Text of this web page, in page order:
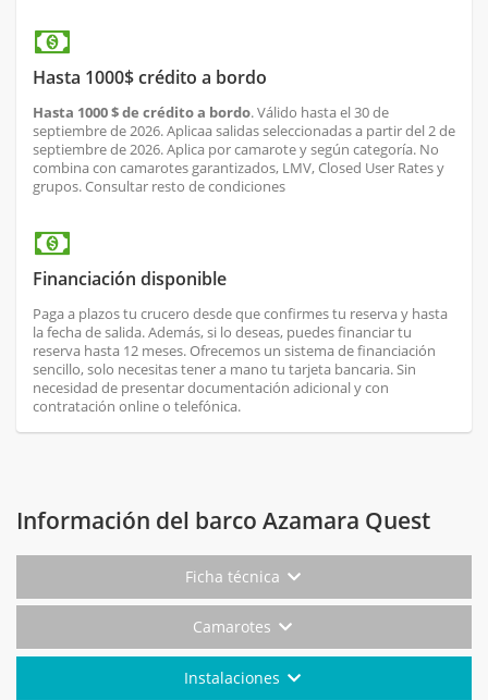
Hasta 1000$ crédito a bordo
Hasta 1000 $ de crédito a bordo. Válido hasta el 30 de
septiembre de 2026. Aplicaa salidas seleccionadas a partir del 2 de
septiembre de 2026. Aplica por camarote y según categoría. No
combina con camarotes garantizados, LMV, Closed User Rates y
grupos. Consultar resto de condiciones
Financiación disponible
Paga a plazos tu crucero desde que confirmes tu reserva y hasta
la fecha de salida. Además, si lo deseas, puedes financiar tu
reserva hasta 12 meses. Ofrecemos un sistema de financiación
sencillo, solo necesitas tener a mano tu tarjeta bancaria. Sin
necesidad de presentar documentación adicional y con
contratación online o telefónica.
Información del barco Azamara Quest
Ficha técnica
Camarotes
Instalaciones